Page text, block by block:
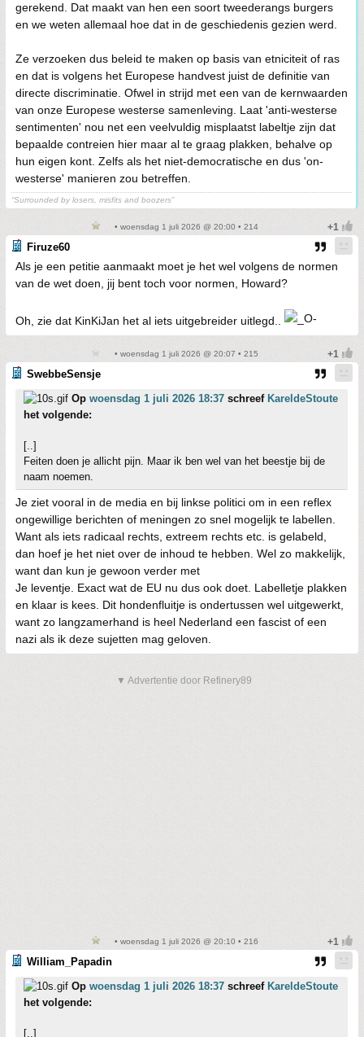
gerekend. Dat maakt van hen een soort tweederangs burgers
en we weten allemaal hoe dat in de geschiedenis gezien werd.
Ze verzoeken dus beleid te maken op basis van etniciteit of ras
en dat is volgens het Europese handvest juist de definitie van
directe discriminatie. Ofwel in strijd met een van de kernwaarden
van onze Europese westerse samenleving. Laat 'anti-westerse
sentimenten' nou net een veelvuldig misplaatst labeltje zijn dat
bepaalde contreien hier maar al te graag plakken, behalve op
hun eigen kont. Zelfs als het niet-democratische en dus 'on-
westerse' manieren zou betreffen.
“Surrounded by losers, misfits and boozers”
• woensdag 1 juli 2026 @ 20:00 • 214
Firuze60
Als je een petitie aanmaakt moet je het wel volgens de normen
van de wet doen, jij bent toch voor normen, Howard?
Oh, zie dat KinKiJan het al iets uitgebreider uitlegd..
• woensdag 1 juli 2026 @ 20:07 • 215
SwebbeSensje
Op woensdag 1 juli 2026 18:37 schreef KareldeStoute
het volgende:
[..]
Feiten doen je allicht pijn. Maar ik ben wel van het beestje bij de
naam noemen.
Je ziet vooral in de media en bij linkse politici om in een reflex
ongewillige berichten of meningen zo snel mogelijk te labellen.
Want als iets radicaal rechts, extreem rechts etc. is gelabeld,
dan hoef je het niet over de inhoud te hebben. Wel zo makkelijk,
want dan kun je gewoon verder met
Je leventje. Exact wat de EU nu dus ook doet. Labelletje plakken
en klaar is kees. Dit hondenfluitje is ondertussen wel uitgewerkt,
want zo langzamerhand is heel Nederland een fascist of een
nazi als ik deze sujetten mag geloven.
▼ Advertentie door Refinery89
• woensdag 1 juli 2026 @ 20:10 • 216
William_Papadin
Op woensdag 1 juli 2026 18:37 schreef KareldeStoute
het volgende:
[..]